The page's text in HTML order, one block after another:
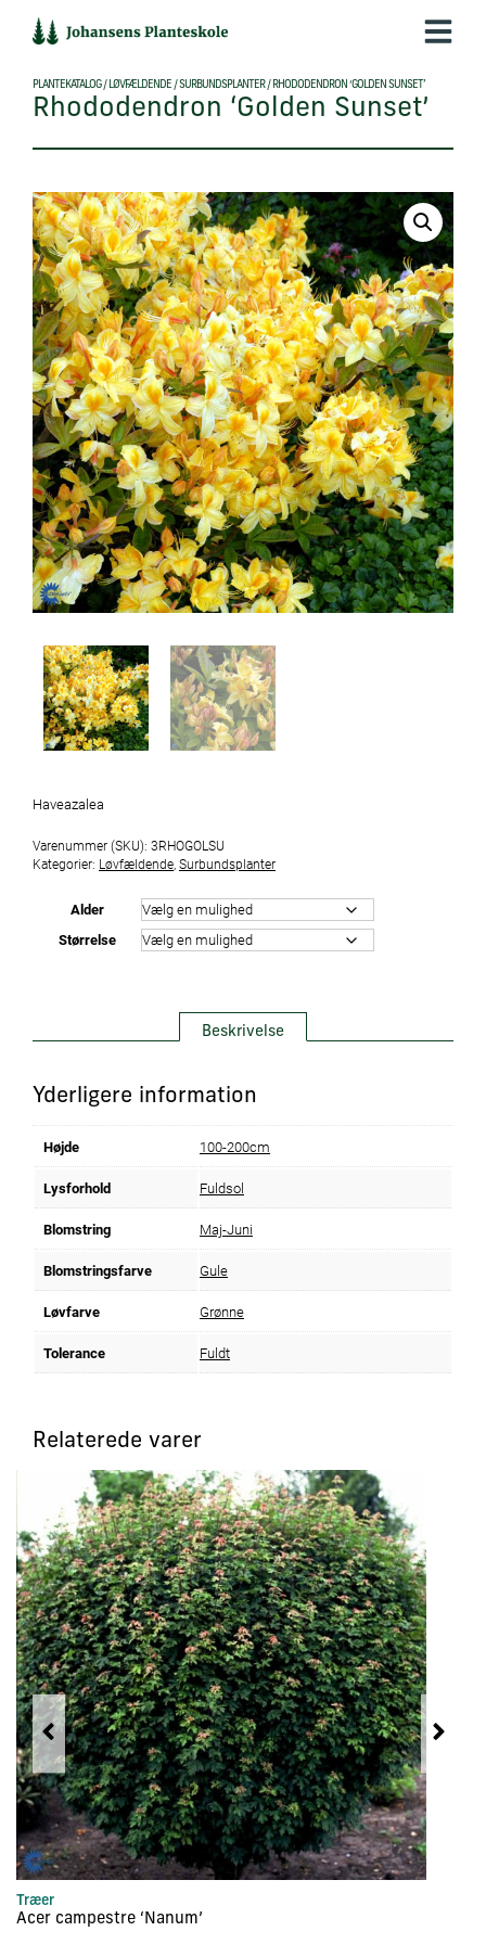
indholdet
PLANTEKATALOG/ LØVFÆLDENDE /SURBUNDSPLANTER/ RHODODENDRON ‘GOLDEN SUNSET’
Rhododendron ‘Golden Sunset’
Haveazalea
Varenummer (SKU): 3RHOGOLSU
Kategorier: Løvfældende Surbundsplanter
Alder
Størrelse
Beskrivelse
Yderligere information
Højde 100-200cm
Lysforhold Fuldsol
Blomstring Maj-Juni
Blomstringsfarve Gule
Løvfarve Grønne
Tolerance Fuldt
Relaterede varer
Træer
Acer campestre ‘Nanum’